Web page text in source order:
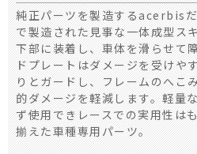
純正パーツを製造するacerbis
で製造された見事な一体成型ス
下部に装着し、車体を滑らせて
ドプレートはダメージを受けや
りとガードし、フレームのへこ
的ダメージを軽減します。軽量
ず使用できレースでの実用性は
揃えた車種専用パーツ。